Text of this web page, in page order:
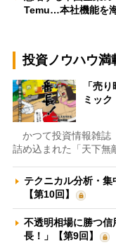
Temu…本社機能を
投資ノウハウ満
「売
ミック
かつて投資情報雑誌
詰め込まれた「天下無
テクニカル分析・
【第10回】
不透明相場に勝つ
長！」【第9回】